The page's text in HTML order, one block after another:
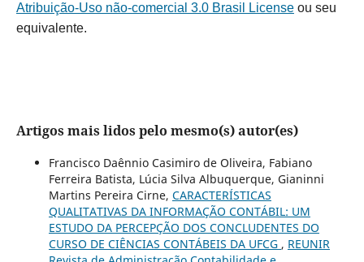
Atribuição-Uso não-comercial 3.0 Brasil Licenseou seu
equivalente.
Artigos mais lidos pelo mesmo(s) autor(es)
Francisco Daênnio Casimiro de Oliveira, Fabiano
Ferreira Batista, Lúcia Silva Albuquerque, Gianinni
Martins Pereira Cirne, CARACTERÍSTICAS
QUALITATIVAS DA INFORMAÇÃO CONTÁBIL: UM
ESTUDO DA PERCEPÇÃO DOS CONCLUDENTES DO
CURSO DE CIÊNCIAS CONTÁBEIS DA UFCG , REUNIR